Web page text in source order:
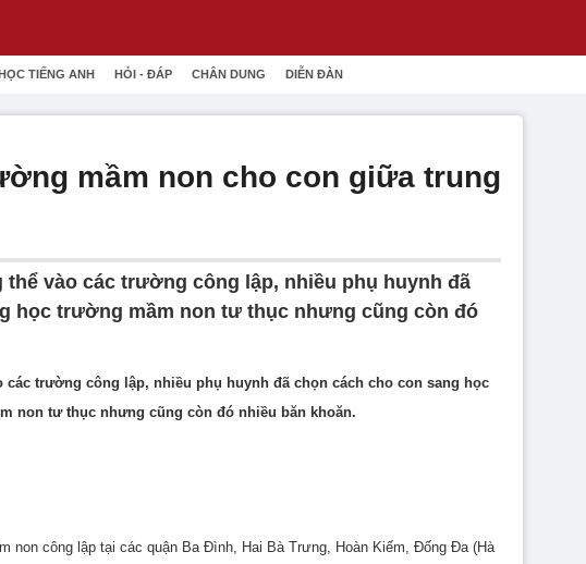
TIẾNG ANH HỎI - ĐÁP CHÂN DUNG DIỄN ĐÀN
mầm non cho con giữa trung
thể vào các trường công lập, nhiều phụ huynh đã
học trường mầm non tư thục nhưng cũng còn đó
các trường công lập, nhiều phụ huynh đã chọn cách cho con sang học
non tư thục nhưng cũng còn đó nhiều băn khoăn.
non công lập tại các quận Ba Đình, Hai Bà Trưng, Hoàn Kiếm, Đống Đa (Hà